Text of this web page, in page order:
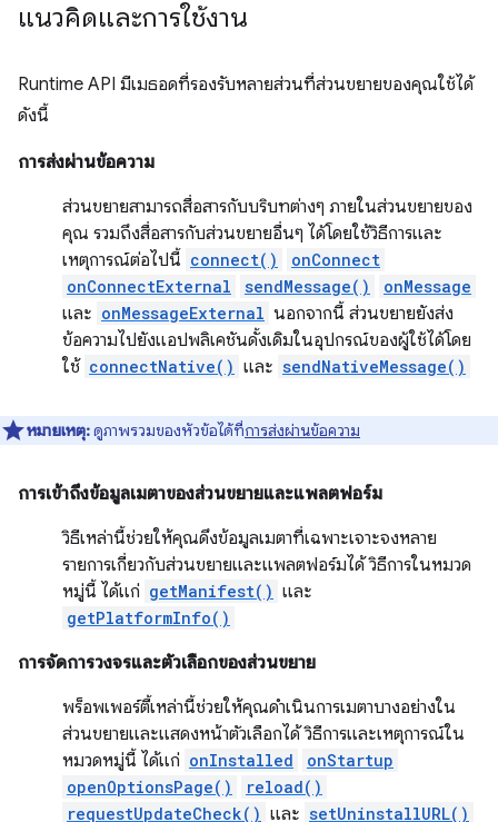
แนวคิดและการใช้งาน
Runtime API มีเมธอดที่รองรับหลายส่วนที่ส่วนขยายของคุณใช้ได้
ดังนี้
การส่งผ่านข้อความ
ส่วนขยายสามารถสื่อสารกับบริบทต่างๆ ภายในส่วนขยายของ
คุณ รวมถึงสื่อสารกับส่วนขยายอื่นๆ ได้โดยใช้วิธีการและ
เหตุการณ์ต่อไปนี้ connect()
onConnect
onConnectExternal
sendMessage() onMessage
และ onMessageExternal นอกจากนี้ ส่วนขยายยังส่ง
ข้อความไปยังแอปพลิเคชันดั้งเดิมในอุปกรณ์ของผู้ใช้ได้โดย
ใช้ connectNative() และ sendNativeMessage()
หมายเหตุ:ดูภาพรวมของหัวข้อได้ที่การส่งผ่านข้อความ
การเข้าถึงข้อมูลเมตาของส่วนขยายและแพลตฟอร์ม
วิธีเหล่านี้ช่วยให้คุณดึงข้อมูลเมตาที่เฉพาะเจาะจงหลาย
รายการเกี่ยวกับส่วนขยายและแพลตฟอร์มได้ วิธีการในหมวด
หมู่นี้ ได้แก่ getManifest() และ
getPlatformInfo()
การจัดการวงจรและตัวเลือกของส่วนขยาย
พร็อพเพอร์ตี้เหล่านี้ช่วยให้คุณดำเนินการเมตาบางอย่างใน
ส่วนขยายและแสดงหน้าตัวเลือกได้ วิธีการและเหตุการณ์ใน
หมวดหมู่นี้ ได้แก่ onInstalled
onStartup
openOptionsPage()
reload()
requestUpdateCheck() และ setUninstallURL()